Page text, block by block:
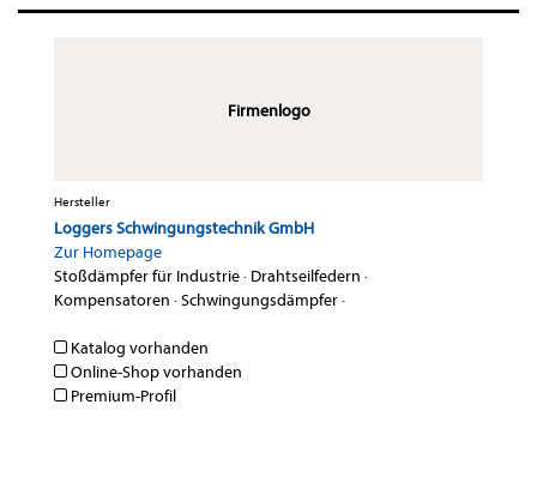
Firmenlogo
Hersteller
Loggers Schwingungstechnik GmbH
Zur Homepage
Stoßdämpfer für Industrie· Drahtseilfedern ·
Kompensatoren ·Schwingungsdämpfer·
Katalog vorhanden
Online-Shop vorhanden
Premium-Profil